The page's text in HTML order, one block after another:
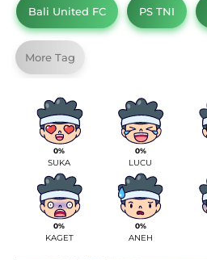
Bali United FC PS TNI
More Tag
0%
SUKA
0%
LUCU
0%
KAGET
0%
ANEH